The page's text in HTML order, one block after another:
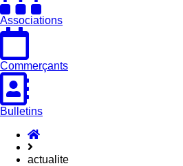
Associations
Commerçants
Bulletins
Accueil
actualite